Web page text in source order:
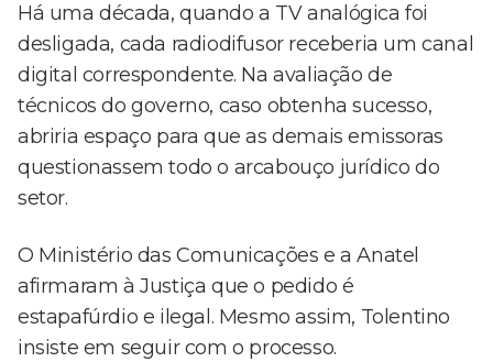
Há uma década, quando a TV analógica foi
desligada, cada radiodifusor receberia um canal
digital correspondente. Na avaliação de
técnicos do governo, caso obtenha sucesso,
abriria espaço para que as demais emissoras
questionassem todo o arcabouço jurídico do
setor.
O Ministério das Comunicações e a Anatel
afirmaram à Justiça que o pedido é
estapafúrdio e ilegal. Mesmo assim, Tolentino
insiste em seguir com o processo.